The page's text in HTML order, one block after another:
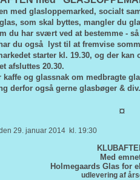
med glasloppemarked, socialt
som skal byttes, mangler du
du har svært ved at bestemme -
du også lyst til at fremvise
starter kl. 19.30, og der kan
afsluttes 20.30.
kaffe og glassnak om medbragte
derfor også gerne glasbøger &
¤
29. januar 2014 kl. 19:30
Med
Holmegaards Glas for
udlevering af